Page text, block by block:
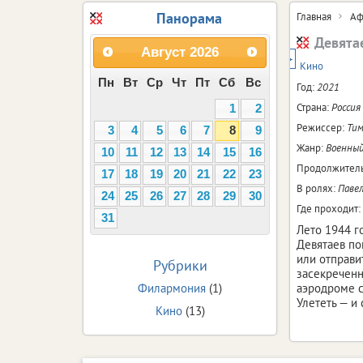
Главная
12+
Кино
Год:2021
Страна:Россия
Режиссер:
Жанр:
В ролях:
Где проходит:
Лето 1944
Девятаев
или
аэродроме
Улететь — и
Панорама
Август 2026
Пн Вт Ср Чт Пт Сб
Вс
1
2
3
4 5 6 7 8
9
10
11 12 13 14 15
16
17
18 19 20 21 22
23
24
25 26 27 28 29
30
31
Рубрики
Филармония (1)
Кино(13)